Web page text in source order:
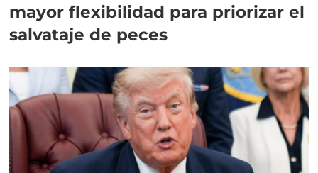
mayor flexibilidad para priorizar el
salvataje de peces